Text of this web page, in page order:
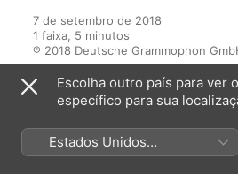
7 de setembro de 2018
1 faixa, 5 minutos
℗ 2018 Deutsche Grammophon
Escolha outro país para ver
específico para sua
Estados Unidos
(Português Brasil)